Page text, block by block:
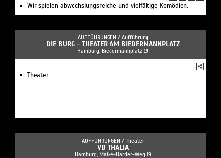
Wir spielen abwechslungsreiche und vielfältige Komödien.
AUFFÜHRUNGEN / Aufführung
DIE BURG - THEATER AM BIEDERMANNPLATZ
Hamburg, Biedermannplatz 19
Theater
AUFFÜHRUNGEN / Theater
VB THALIA
Hamburg, Maike-Harder-Weg 19